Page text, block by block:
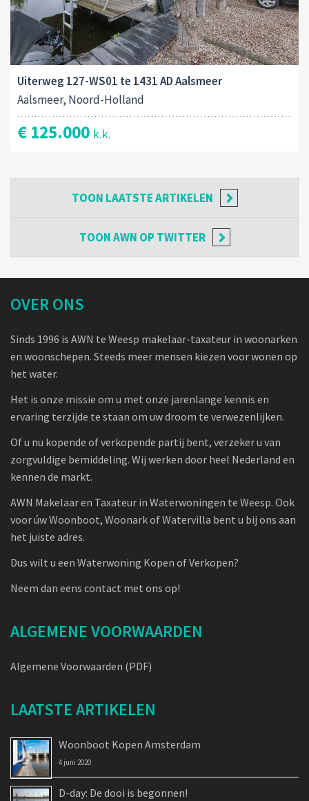
Uiterweg 127-WS01 te 1431 AD Aalsmeer
Aalsmeer, Noord-Holland
€ 125.000 k.k.
TOON LAATSTE ARTIKELEN
TOONAWN OP TWITTER
OVER ONS
Sinds 1996 is AWN te Weesp makelaar-taxateur in woonarken
en woonschepen. Steeds meer mensen kiezen voor wonen op
het water.
Het is onze missie om u met onze jarenlange kennis en
ervaring terzijde te staan om uw droom te verwezenlijken.
Of u nu kopende of verkopende partij bent, verzeker u van
zorgvuldige bemiddeling. Wij werken door heel Nederland en
kennen de markt.
AWN Makelaar en Taxateur in Waterwoningen te Weesp. Ook
voor úw Woonboot, Woonark of Watervilla bent u bij ons aan
het juiste adres.
Dus wilt u een Waterwoning Kopen of Verkopen?
Neem dan eens contact met ons op!
ALGEMENE VOORWAARDEN
Algemene Voorwaarden (PDF)
LAATSTE ARTIKELEN
Woonboot Kopen Amsterdam
4 juni 2020
D-day: De dooi is begonnen!